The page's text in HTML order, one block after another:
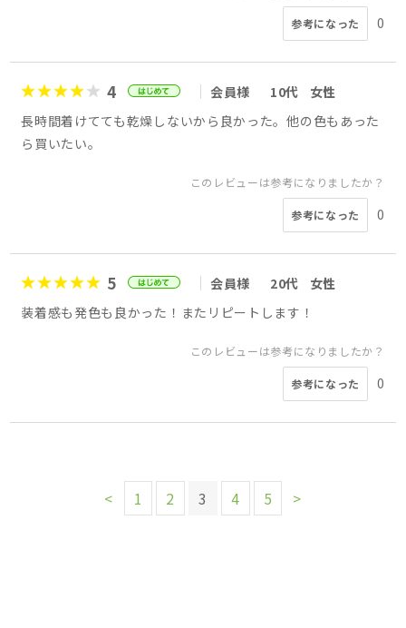
参考になった 0
4 会員様 10代
女性
長時間着けてても乾燥しないから良かった。他の色もあった
ら買いたい。
このレビューは参考になりましたか？
参考になった 0
5 会員様 20代
女性
装着感も発色も良かった！またリピートします！
このレビューは参考になりましたか？
参考になった 0
< 1 2 3 4 5 >